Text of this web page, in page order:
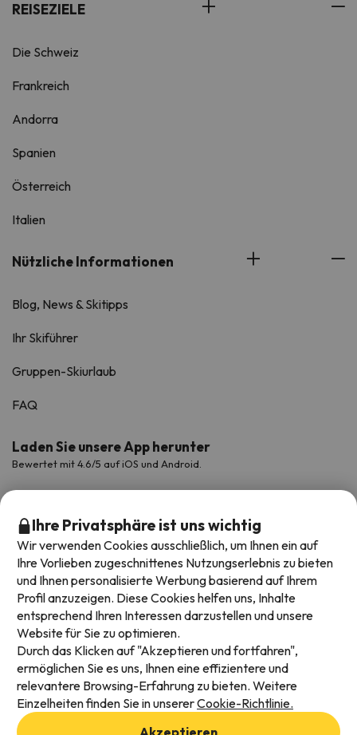
REISEZIELE
Die Schweiz
Frankreich
Andorra
Spanien
Österreich
Italien
Nützliche Informationen
Blog, News & Skitipps
Ihr Skiführer
Gruppen-Skiurlaub
FAQ
Laden Sie unsere App herunter
Bewertet mit 4.6/5 auf iOS und Android.
Verfügbare Zahlungsarten
Impressum und AGBs
Ihre Privatsphäre ist uns wichtig
Wir verwenden Cookies ausschließlich, um Ihnen ein auf
Ihre Vorlieben zugeschnittenes Nutzungserlebnis zu bieten
und Ihnen personalisierte Werbung basierend auf Ihrem
Profil anzuzeigen. Diese Cookies helfen uns, Inhalte
entsprechend Ihren Interessen darzustellen und unsere
Website für Sie zu optimieren.
Durch das Klicken auf "Akzeptieren und fortfahren",
ermöglichen Sie es uns, Ihnen eine effizientere und
relevantere Browsing-Erfahrung zu bieten. Weitere
Einzelheiten finden Sie in unsererCookie-Richtlinie.
Akzeptieren